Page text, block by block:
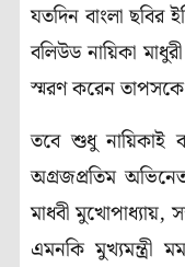
যতদিন বাংলা ছবির
বলিউড নায়িকা
স্মরণ করেন
তবে শুধু নায়িকাই
অগ্রজপ্রতিম
মাধবী মুখোপাধ্যায়,
এমনকি মুখ্যমন্ত্রী